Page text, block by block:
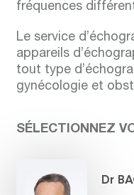
fréquences
Le service
appareils
tout type
gynécologie et
SÉLECTIONNEZ
Dr